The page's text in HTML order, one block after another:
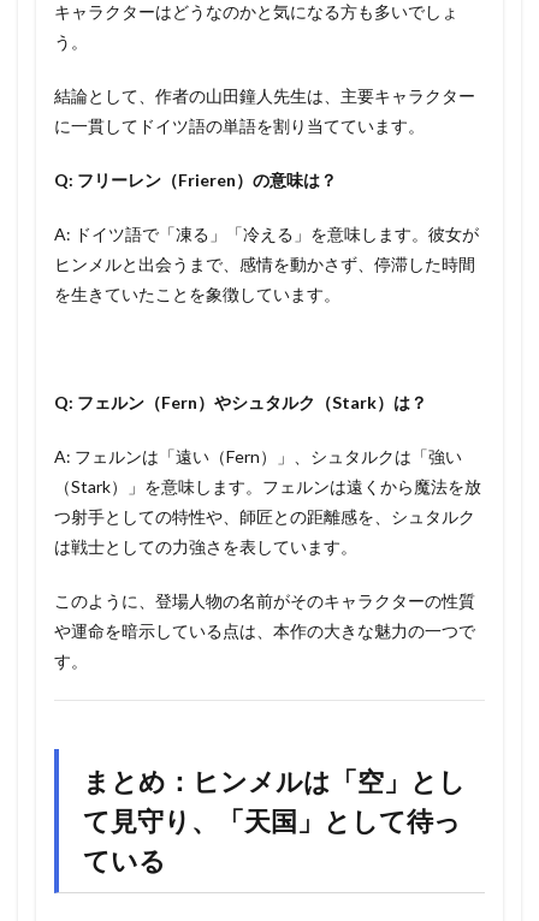
キャラクターはどうなのかと気になる方も多いでしょ
う。
結論として、作者の山田鐘人先生は、主要キャラクター
に一貫してドイツ語の単語を割り当てています。
Q: フリーレン（Frieren）の意味は？
A: ドイツ語で「凍る」「冷える」を意味します。彼女が
ヒンメルと出会うまで、感情を動かさず、停滞した時間
を生きていたことを象徴しています。
Q: フェルン（Fern）やシュタルク（Stark）は？
A: フェルンは「遠い（Fern）」、シュタルクは「強い
（Stark）」を意味します。フェルンは遠くから魔法を放
つ射手としての特性や、師匠との距離感を、シュタルク
は戦士としての力強さを表しています。
このように、登場人物の名前がそのキャラクターの性質
や運命を暗示している点は、本作の大きな魅力の一つで
す。
まとめ：ヒンメルは「空」とし
て見守り、「天国」として待っ
ている